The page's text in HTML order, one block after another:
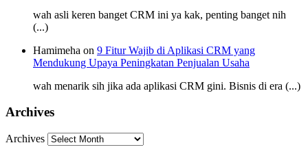
wah asli keren banget CRM ini ya kak, penting banget nih
(...)
Hamimeha on 9 Fitur Wajib di Aplikasi CRM yang
Mendukung Upaya Peningkatan Penjualan Usaha
wah menarik sih jika ada aplikasi CRM gini. Bisnis di era (...)
Archives
Archives